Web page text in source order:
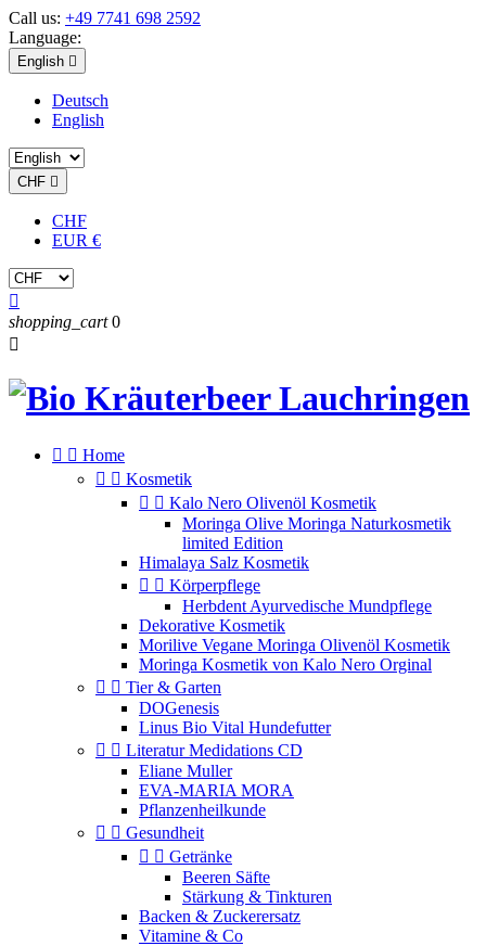
Call us: +49 7741 698 2592
Language:
English 
Deutsch
English
CHF 
CHF
EUR €

shopping_cart 0

  Home
  Kosmetik
  Kalo Nero Olivenöl Kosmetik
Moringa Olive Moringa Naturkosmetik
limited Edition
Himalaya Salz Kosmetik
  Körperpflege
Herbdent Ayurvedische Mundpflege
Dekorative Kosmetik
Morilive Vegane Moringa Olivenöl Kosmetik
Moringa Kosmetik von Kalo Nero Orginal
  Tier & Garten
DOGenesis
Linus Bio Vital Hundefutter
  Literatur Medidations CD
Eliane Muller
EVA-MARIA MORA
Pflanzenheilkunde
  Gesundheit
  Getränke
Beeren Säfte
Stärkung & Tinkturen
Backen & Zuckerersatz
Vitamine & Co